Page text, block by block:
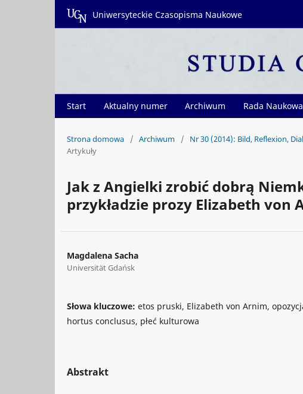
Start Aktualny numer Archiwum Rada Naukowa
Uniwersyteckie Czasopisma Naukowe
Strona domowa / Archiwum / Nr 30 (2014): Bild, Reflexion,
Artykuły
Jak z Angielki zrobić dobrą
przykładzie prozy Elizabeth von
Magdalena Sacha
Universität Gdańsk
Słowa kluczowe: etos pruski, Elizabeth von Arnim,
hortus conclusus, płeć kulturowa
Abstrakt